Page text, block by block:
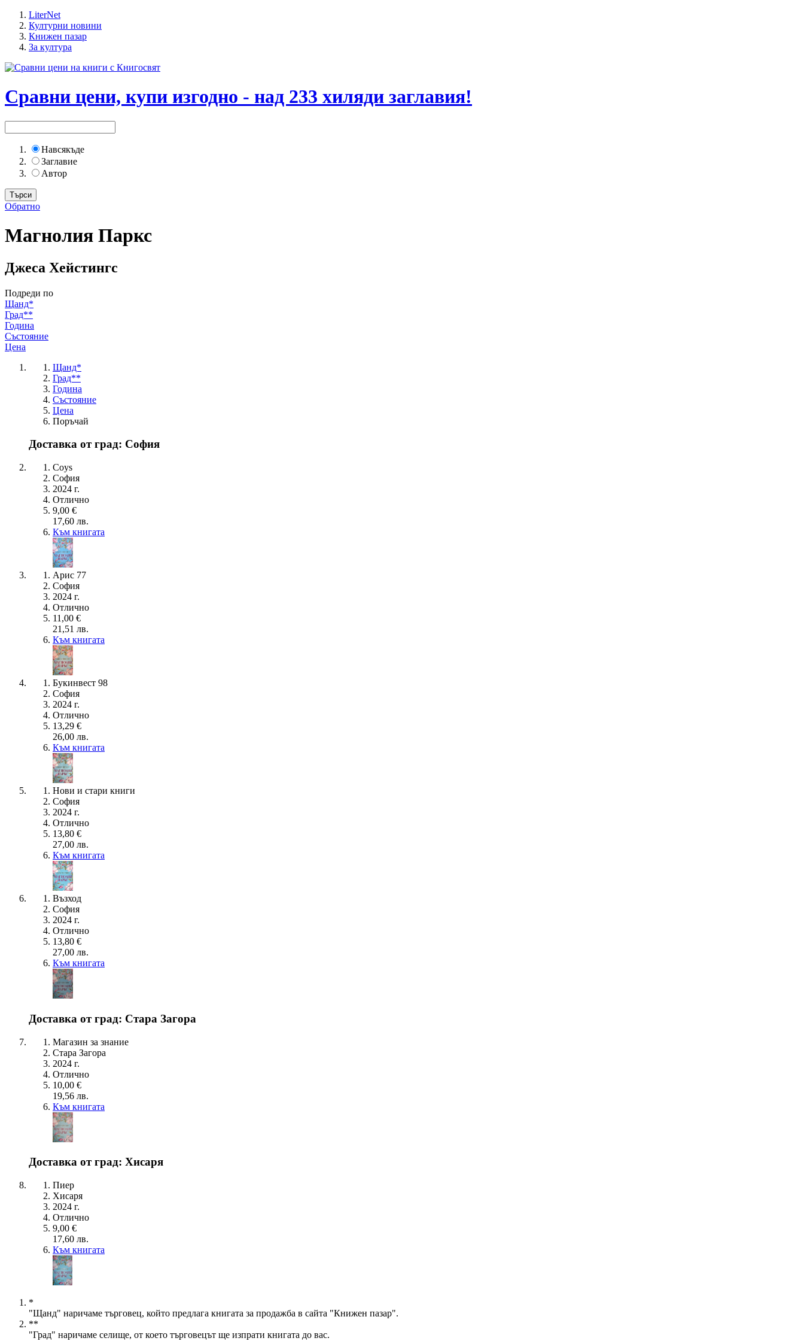
LiterNet
Културни новини
Книжен пазар
За култура
Сравни цени, купи изгодно - над 233 хиляди заглавия!
Навсякъде
Заглавие
Автор
Обратно
Магнолия Паркс
Джеса Хейстингс
Подреди по
Щанд*
Град**
Година
Състояние
Цена
Щанд*
Град**
Година
Състояние
Цена
Поръчай
Доставка от град: София
Coys
София
2024 г.
Отлично
9,00 €
17,60 лв.
Към книгата
Арис 77
София
2024 г.
Отлично
11,00 €
21,51 лв.
Към книгата
Букинвест 98
София
2024 г.
Отлично
13,29 €
26,00 лв.
Към книгата
Нови и стари книги
София
2024 г.
Отлично
13,80 €
27,00 лв.
Към книгата
Възход
София
2024 г.
Отлично
13,80 €
27,00 лв.
Към книгата
Доставка от град: Стара Загора
Магазин за знание
Стара Загора
2024 г.
Отлично
10,00 €
19,56 лв.
Към книгата
Доставка от град: Хисаря
Пиер
Хисаря
2024 г.
Отлично
9,00 €
17,60 лв.
Към книгата
*
"Щанд" наричаме търговец, който предлага книгата за продажба в сайта "Книжен пазар".
**
"Град" наричаме селище, от което търговецът ще изпрати книгата до вас.